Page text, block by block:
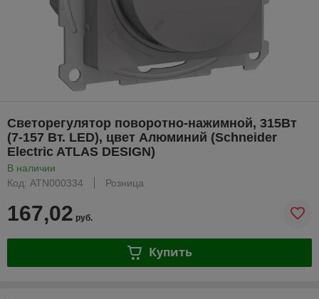
Светорегулятор поворотно-нажимной, 315Вт
(7-157 Вт. LED), цвет Алюминий (Schneider
Electric ATLAS DESIGN)
В наличии
Код: ATN000334
Розница
167,02 руб.
Купить